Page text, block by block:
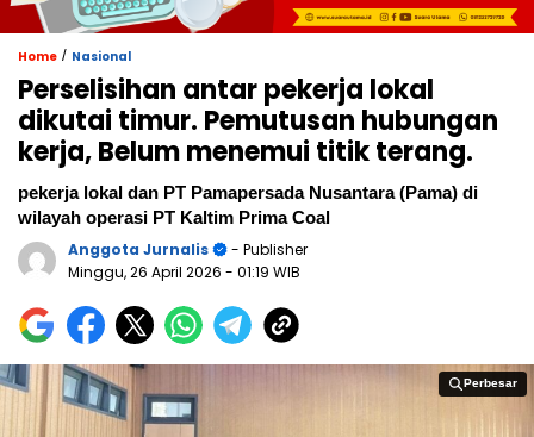
Home / Nasional
Perselisihan antar pekerja lokal
dikutai timur. Pemutusan hubungan
kerja, Belum menemui titik terang.
pekerja lokal dan PT Pamapersada Nusantara (Pama) di
wilayah operasi PT Kaltim Prima Coal
Anggota Jurnalis
- Publisher
Minggu, 26 April 2026 - 01:19 WIB
Perbesar
Perbesar